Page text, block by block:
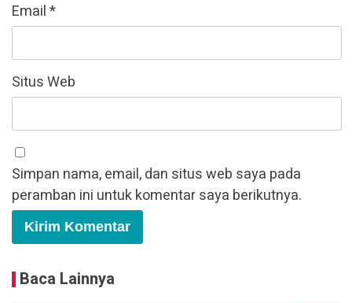
Email*
Situs Web
Simpan nama, email, dan situs web saya pada
peramban ini untuk komentar saya berikutnya.
Baca Lainnya